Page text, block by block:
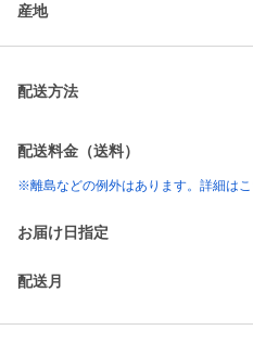
産地
配送方法
配送料金（送料）
※離島などの例外はあります。詳細はこ
お届け日指定
配送月